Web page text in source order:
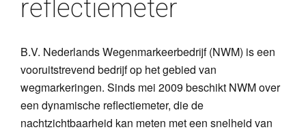
reflectiemeter
B.V. Nederlands Wegenmarkeerbedrijf (NWM) is een
vooruitstrevend bedrijf op het gebied van
wegmarkeringen. Sinds mei 2009 beschikt NWM over
een dynamische reflectiemeter, die de
nachtzichtbaarheid kan meten met een snelheid van